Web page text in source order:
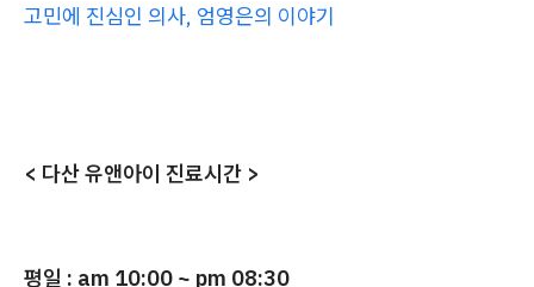
고민에 진심인 의사, 엄영은의 이야기
< 다산 유앤아이 진료시간 >
평일 : am 10:00 ~ pm 08:30